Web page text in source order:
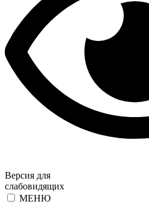
Версия для
слабовидящих
МЕНЮ